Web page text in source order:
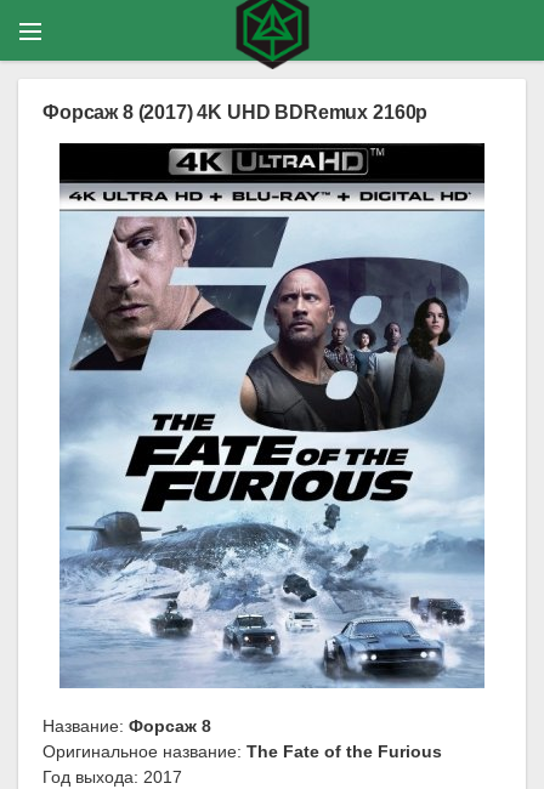
Форсаж 8 (2017) 4K UHD BDRemux 2160p
Название: Форсаж 8
Оригинальное название: The Fate of the Furious
Год выхода: 2017